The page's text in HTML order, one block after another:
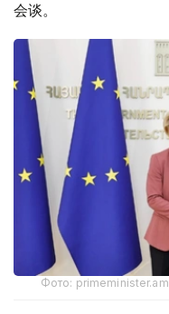
会谈。
Фото: primeminister.am